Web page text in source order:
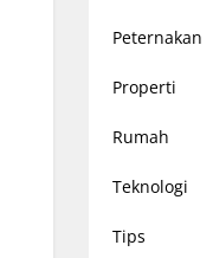
Peternakan
Properti
Rumah
Teknologi
Tips